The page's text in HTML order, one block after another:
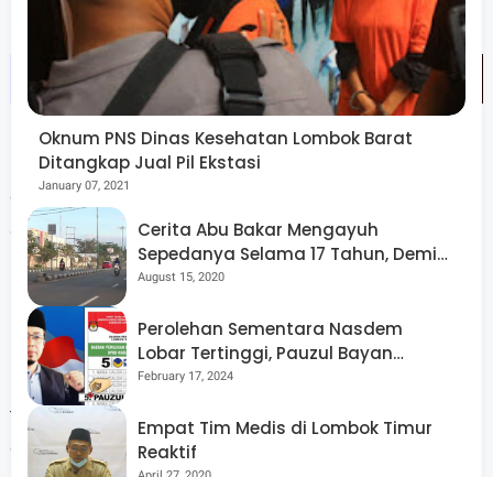
Ia juga menyarankan agar dicek kemungkinan perangkat
desa sedang mengikuti kegiatan di Kantor Camat
Sembalun.
Fenomena seperti ini menjadi sinyal penting bagi
pemerintah daerah agar lebih serius dalam membenahi
tata kelola pelayanan publik di tingkat desa, mengingat
desa adalah garda terdepan dalam melayani warga.
Oknum PNS Dinas Kesehatan Lombok Barat
Ditangkap Jual Pil Ekstasi
January 07, 2021
Cerita Abu Bakar Mengayuh
Sepedanya Selama 17 Tahun, Demi
Menggelorakan Kemerdekaan
August 15, 2020
Perolehan Sementara Nasdem
Lobar Tertinggi, Pauzul Bayan
Berpeluang “Rebut” Kursi Dapil 3
February 17, 2024
Empat Tim Medis di Lombok Timur
Reaktif